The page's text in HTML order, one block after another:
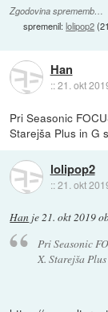
Zgodovina sprememb…
spremenil:lolipop2(
Han
::21. okt
Pri Seasonic
Starejša Plus in G
lolipop2
::21. okt
Han je21. okt 2019
Pri Seasonic
X. Starejša